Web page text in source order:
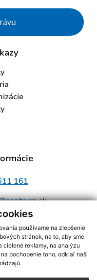
používame na zlepšenie
stránok, na to, aby sme
cielené reklamy, na analýzu
pochopenie toho, odkiaľ naši
161
informácií s využitím RSS
2,Mapa stránok,web portál
,registrácia domény